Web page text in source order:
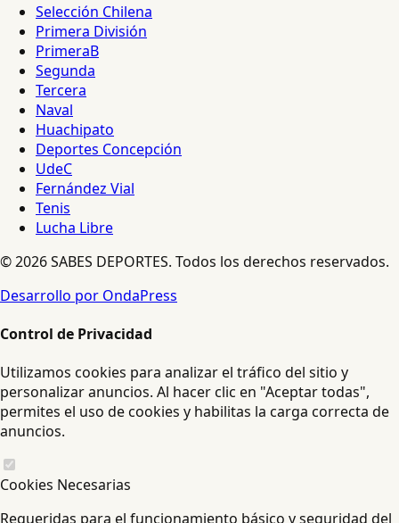
Selección Chilena
Primera División
PrimeraB
Segunda
Tercera
Naval
Huachipato
Deportes Concepción
UdeC
Fernández Vial
Tenis
Lucha Libre
© 2026 SABES DEPORTES. Todos los derechos reservados.
Desarrollo por OndaPress
Control de Privacidad
Utilizamos cookies para analizar el tráfico del sitio y
personalizar anuncios. Al hacer clic en "Aceptar todas",
permites el uso de cookies y habilitas la carga correcta de
anuncios.
Cookies Necesarias
Requeridas para el funcionamiento básico y seguridad del